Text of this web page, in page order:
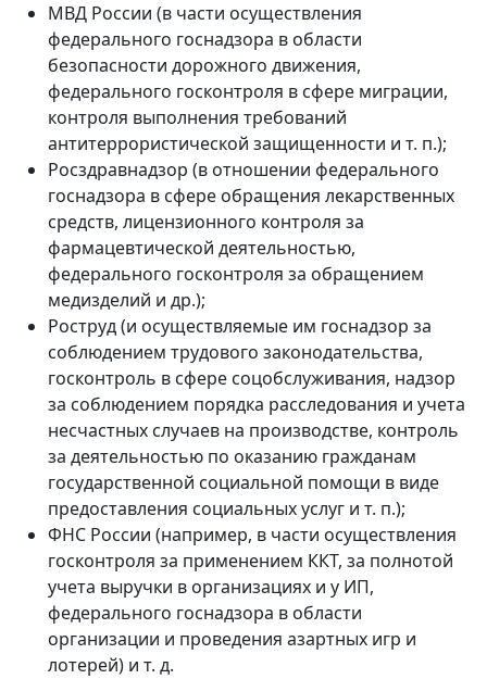
МВД России (в части осуществления
федерального госнадзора в области
безопасности дорожного движения,
федерального госконтроля в сфере миграции,
контроля выполнения требований
антитеррористической защищенности и т. п.);
Росздравнадзор (в отношении федерального
госнадзора в сфере обращения лекарственных
средств, лицензионного контроля за
фармацевтической деятельностью,
федерального госконтроля за обращением
медизделий и др.);
Роструд (и осуществляемые им госнадзор за
соблюдением трудового законодательства,
госконтроль в сфере соцобслуживания, надзор
за соблюдением порядка расследования и учета
несчастных случаев на производстве, контроль
за деятельностью по оказанию гражданам
государственной социальной помощи в виде
предоставления социальных услуг и т. п.);
ФНС России (например, в части осуществления
госконтроля за применением ККТ, за полнотой
учета выручки в организациях и у ИП,
федерального госнадзора в области
организации и проведения азартных игр и
лотерей) и т. д.